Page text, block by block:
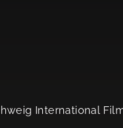
International